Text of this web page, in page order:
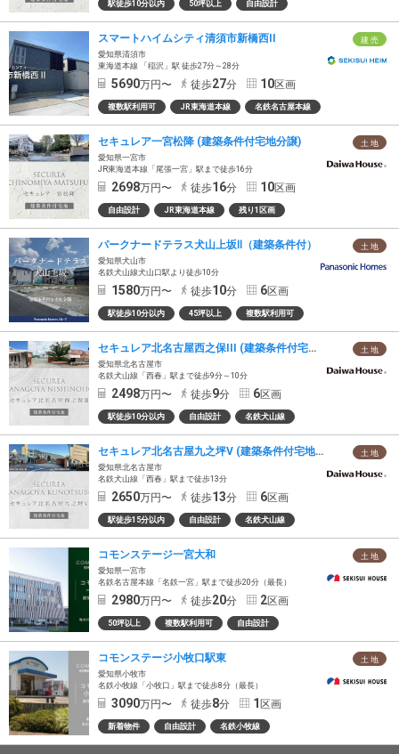
駅徒歩10分以内 50坪以上 自由設計
建 売
スマートハイムシティ清須市新橋西II
愛知県清須市
東海道本線 「稲沢」駅 徒歩27分～28分
5690万円〜 徒歩27分 10区画
複数駅利用可 JR東海道本線 名鉄名古屋本線
土 地
セキュレア一宮松降 (建築条件付宅地分譲)
愛知県一宮市
JR東海道本線「尾張一宮」駅まで徒歩16分
2698万円〜 徒歩16分 10区画
自由設計 JR東海道本線 残り1区画
土 地
パークナードテラス犬山上坂Ⅱ（建築条件付）
愛知県犬山市
名鉄犬山線犬山口駅より徒歩10分
1580万円〜 徒歩10分 6区画
駅徒歩10分以内 45坪以上 複数駅利用可
土 地
セキュレア北名古屋西之保III (建築条件付宅地分譲)
愛知県北名古屋市
名鉄犬山線「西春」駅まで徒歩9分～10分
2498万円〜 徒歩9分 6区画
駅徒歩10分以内 自由設計 名鉄犬山線
土 地
セキュレア北名古屋九之坪V (建築条件付宅地分譲)
愛知県北名古屋市
名鉄犬山線「西春」駅まで徒歩13分
2650万円〜 徒歩13分 6区画
駅徒歩15分以内 自由設計 名鉄犬山線
土 地
コモンステージ一宮大和
愛知県一宮市
名鉄名古屋本線「名鉄一宮」駅まで徒歩20分（最長）
2980万円〜 徒歩20分 2区画
50坪以上 複数駅利用可 自由設計
土 地
コモンステージ小牧口駅東
愛知県小牧市
名鉄小牧線「小牧口」駅まで徒歩8分（最長）
3090万円〜 徒歩8分 1区画
新着物件 自由設計 名鉄小牧線